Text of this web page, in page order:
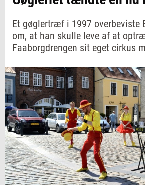
Et gøglertræf i 1997 overbeviste
om, at han skulle leve af at
Faaborgdrengen sit eget cirkus